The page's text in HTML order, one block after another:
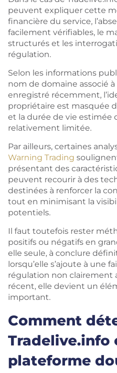
peuvent expliquer cette
financière du service,
facilement vérifiables, le
structurés et les
régulation.
Selon les informations
nom de domaine associé
enregistré récemment,
propriétaire est masquée
et la durée de vie estimée
relativement limitée.
Par ailleurs, certaines
Warning Trading
présentant des
peuvent recourir à des
destinées à renforcer la
tout en minimisant la
potentiels.
Il faut toutefois rester
positifs ou négatifs en
elle seule, à conclure
lorsqu’elle s’ajoute à une
régulation non clairement
récent, elle devient un
important.
Comment
Tradelive.info
plateforme